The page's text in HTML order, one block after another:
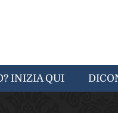
INIZIA QUI